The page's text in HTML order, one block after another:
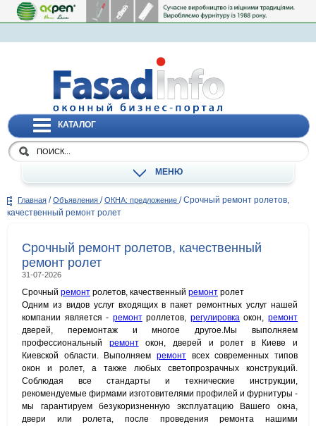
КАТАЛОГ
МЕНЮ
Главная / Объявления / ОКНА: предложение / Срочный ремонт ролетов,
качественный ремонт ролет
Срочный ремонт ролетов, качественный
ремонт ролет
31-07-2026
Срочный ремонт ролетов, качественный ремонт ролет
Одним из видов услуг входящих в пакет ремонтных услуг нашей
компании является - ремонтроллетов, регулировкаокон,ремонт
дверей, перемонтаж и многое другое.Мы выполняем
профессиональный ремонтокон, дверей и ролет в Киеве и
Киевской области. Выполняем ремонт всех современных типов
окон и ролет, а также любых светопрозрачных конструкций.
Соблюдая все стандарты и технические инструкции,
рекомендуемые фирмами изготовителями профилей и фурнитуры -
мы гарантируем безукоризненную эксплуатацию Вашего окна,
двери или ролета, после проведения ремонта нашими